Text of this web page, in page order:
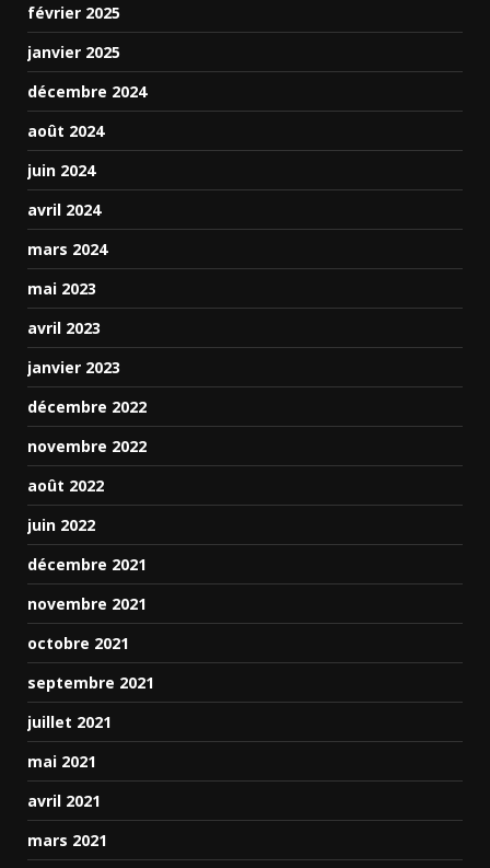
février 2025
janvier 2025
décembre 2024
août 2024
juin 2024
avril 2024
mars 2024
mai 2023
avril 2023
janvier 2023
décembre 2022
novembre 2022
août 2022
juin 2022
décembre 2021
novembre 2021
octobre 2021
septembre 2021
juillet 2021
mai 2021
avril 2021
mars 2021